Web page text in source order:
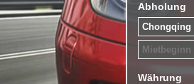
Abholung
Währung